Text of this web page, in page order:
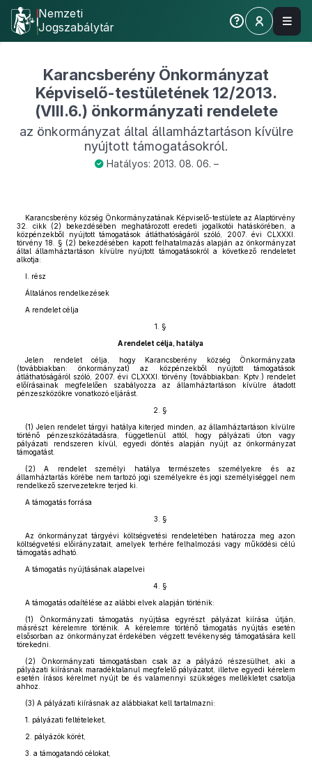
Nemzeti
Jogszabálytár
Karancsberény Önkormányzat
Képviselő-testületének 12/2013.
(VIII.6.) önkormányzati rendelete
az önkormányzat által államháztartáson kívülre
nyújtott támogatásokról.
Hatályos: 2013. 08. 06. –
Karancsberény község Önkormányzatának Képviselő-testülete az Alaptörvény
32. cikk (2) bekezdésében meghatározott eredeti jogalkotói hatáskörében, a
közpénzekből nyújtott támogatások átláthatóságáról szóló, 2007. évi CLXXXI.
törvény 18. § (2) bekezdésében kapott felhatalmazás alapján az önkormányzat
által államháztartáson kívülre nyújtott támogatásokról a következő rendeletet
alkotja:
I. rész
Általános rendelkezések
A rendelet célja
1. §
A rendelet célja, hatálya
Jelen rendelet célja, hogy Karancsberény község Önkormányzata
(továbbiakban: önkormányzat) az közpénzekből nyújtott támogatások
átláthatóságáról szóló, 2007. évi CLXXXI. törvény (továbbiakban: Kptv.) rendelet
előírásainak megfelelően szabályozza az államháztartáson kívülre átadott
pénzeszközökre vonatkozó eljárást.
2. §
(1) Jelen rendelet tárgyi hatálya kiterjed minden, az államháztartáson kívülre
történő pénzeszközátadásra, függetlenül attól, hogy pályázati úton vagy
pályázati rendszeren kívül, egyedi döntés alapján nyújt az önkormányzat
támogatást.
(2) A rendelet személyi hatálya természetes személyekre és az
államháztartás körébe nem tartozó jogi személyekre és jogi személyiséggel nem
rendelkező szervezetekre terjed ki.
A támogatás forrása
3. §
Az önkormányzat tárgyévi költségvetési rendeletében határozza meg azon
költségvetési előirányzatait, amelyek terhére felhalmozási vagy működési célú
támogatás adható.
A támogatás nyújtásának alapelvei
4. §
A támogatás odaítélése az alábbi elvek alapján történik:
(1) Önkormányzati támogatás nyújtása egyrészt pályázat kiírása útján,
másrészt kérelemre történik. A kérelemre történő támogatás nyújtás esetén
elsősorban az önkormányzat érdekében végzett tevékenység támogatására kell
törekedni.
(2) Önkormányzati támogatásban csak az a pályázó részesülhet, aki a
pályázati kiírásnak maradéktalanul megfelelő pályázatot, illetve egyedi kérelem
esetén írásos kérelmet nyújt be és valamennyi szükséges mellékletet csatolja
ahhoz.
(3) A pályázati kiírásnak az alábbiakat kell tartalmazni:
1. pályázati feltételeket,
2. pályázók körét,
3. a támogatandó célokat,